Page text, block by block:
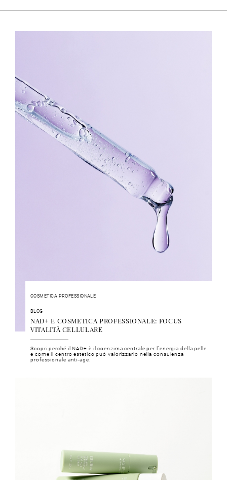
COSMETICA PROFESSIONALE
BLOG
NAD+ E COSMETICA PROFESSIONALE: FOCUS
VITALITÀ CELLULARE
Scopri perché il NAD+ è il coenzima centrale per l'energia della pelle
e come il centro estetico può valorizzarlo nella consulenza
professionale anti-age.